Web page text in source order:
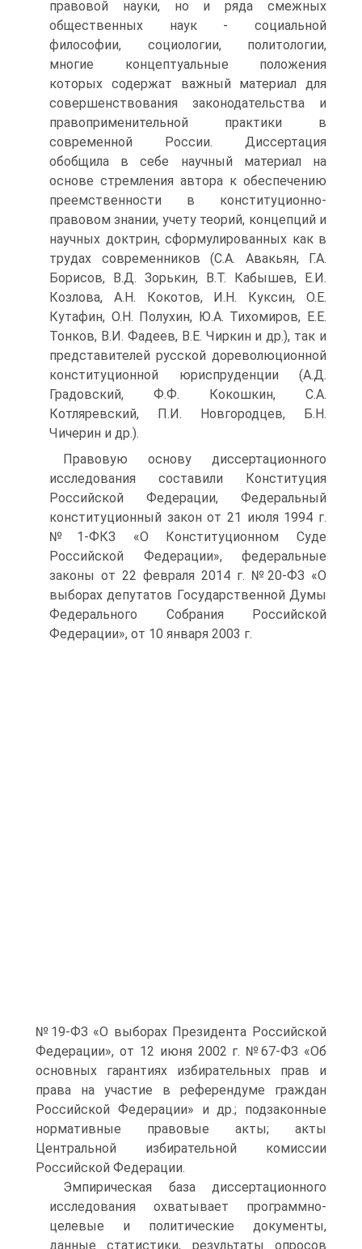
правовой науки, но и ряда смежных
общественных наук - социальной
философии, социологии, политологии,
многие концептуальные положения
которых содержат важный материал для
совершенствования законодательства и
правоприменительной практики в
современной России. Диссертация
обобщила в себе научный материал на
основе стремления автора к обеспечению
преемственности в конституционно-
правовом знании, учету теорий, концепций и
научных доктрин, сформулированных как в
трудах современников (С.А. Авакьян, Г.А.
Борисов, В.Д. Зорькин, В.Т. Кабышев, Е.И.
Козлова, А.Н. Кокотов, И.Н. Куксин, О.Е.
Кутафин, О.Н. Полухин, Ю.А. Тихомиров, Е.Е.
Тонков, В.И. Фадеев, В.Е. Чиркин и др.), так и
представителей русской дореволюционной
конституционной юриспруденции (А.Д.
Градовский, Ф.Ф. Кокошкин, С.А.
Котляревский, П.И. Новгородцев, Б.Н.
Чичерин и др.).
Правовую основу диссертационного
исследования составили Конституция
Российской Федерации, Федеральный
конституционный закон от 21 июля 1994 г.
№1-ФКЗ «О Конституционном Суде
Российской Федерации», федеральные
законы от 22 февраля 2014 г. №20-ФЗ «О
выборах депутатов Государственной Думы
Федерального Собрания Российской
Федерации», от 10 января 2003 г.
№19-ФЗ «О выборах Президента Российской
Федерации», от 12 июня 2002 г. №67-ФЗ «Об
основных гарантиях избирательных прав и
права на участие в референдуме граждан
Российской Федерации» и др.; подзаконные
нормативные правовые акты; акты
Центральной избирательной комиссии
Российской Федерации.
Эмпирическая база диссертационного
исследования охватывает программно-
целевые и политические документы,
данные статистики, результаты опросов